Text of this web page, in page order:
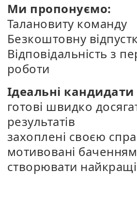
Ми пропонуємо:
Талановиту команду
Безкоштовну
Відповідальність з
роботи
Ідеальні кандидати
готові швидко
результатів
захоплені своєю
мотивовані баченням
створювати